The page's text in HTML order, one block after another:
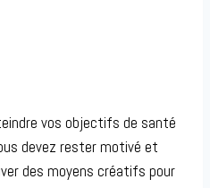
vos objectifs de santé
devez rester motivé et
des moyens créatifs pour